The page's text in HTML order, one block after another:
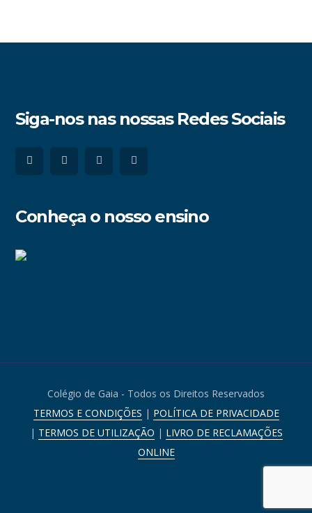
Siga-nos nas nossas Redes Sociais
Conheça o nosso ensino
Colégio de Gaia - Todos os Direitos Reservados
TERMOS E CONDIÇÕES | POLÍTICA DE PRIVACIDADE
| TERMOS DE UTILIZAÇÃO | LIVRO DE RECLAMAÇÕES
ONLINE